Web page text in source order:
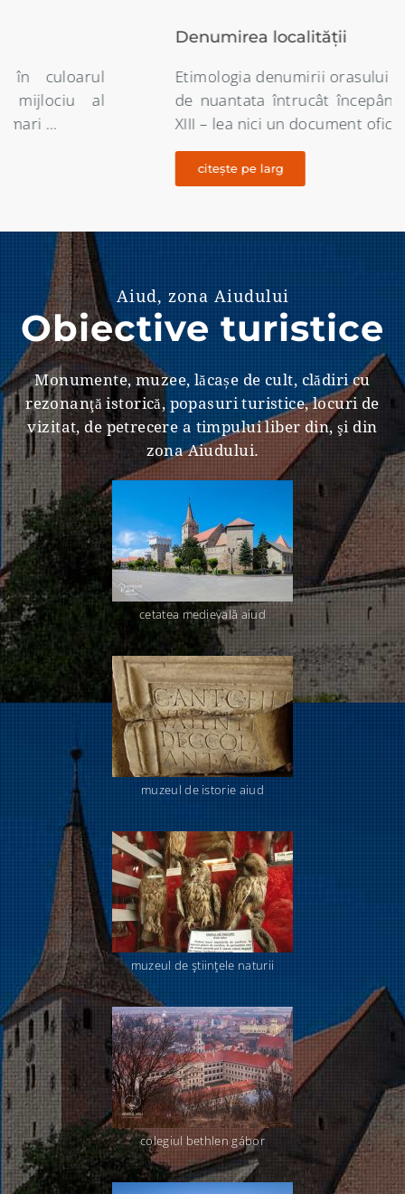
Denumirea localității
Etimologia denumirii orasului Aiud este destul
de nuantata întrucât începând din secolul al
XIII – lea nici un document oficial …
Aiud, zona Aiudului
Obiective turistice
Monumente, muzee, lăcașe de cult, clădiri cu
rezonanţă istorică, popasuri turistice, locuri de
vizitat, de petrecere a timpului liber din, şi din
zona Aiudului.
cetatea medievală aiud
muzeul de istorie aiud
muzeul de ştiinţele naturii
colegiul bethlen gábor